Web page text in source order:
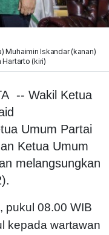
Muhaimin Iskandar (kanan)
(kiri)
-- Wakil Ketua
Umum Partai
Ketua Umum
melangsungkan
pukul 08.00 WIB
kepada wartawan